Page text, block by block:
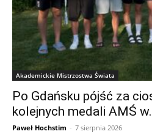
Akademickie Mistrzostwa Świata
Po Gdańsku pójść za
kolejnych medali AMŚ
Paweł Hochstim - 7 sierpnia 2026